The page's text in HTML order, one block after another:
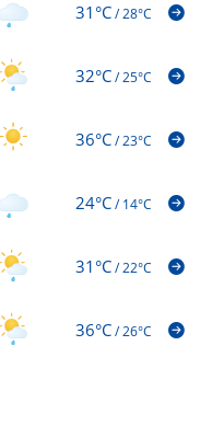
31°C/28°C
32°C/25°C
36°C/23°C
24°C/14°C
31°C/22°C
36°C/26°C